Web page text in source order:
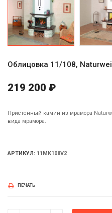
Облицовка 11/108,
219 200 ₽
Пристенный камин из мрамора
вида мрамора.
АРТИКУЛ: 11MK108V2
ПЕЧАТЬ